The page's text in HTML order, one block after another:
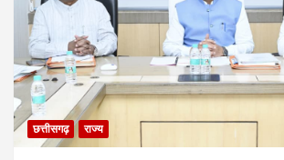
छत्तीसगढ़ राज्य